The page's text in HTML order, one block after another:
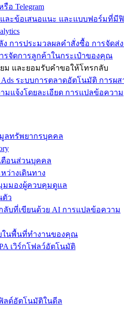
อ Telegram
ะข้อเสนอแนะ และแบบฟอร์มที่มี
ารประมวลผลคำสั่งซื้อ การจัดส่
จัดการลูกค้าในกระเป๋าของคุณ
ม และยอมรับคำขอให้โทรกลับ
Ads ระบบการตลาดอัตโนมัติ การผ
แจ้งโดยละเอียด การแปลข้อความ
ลทรัพยากรบุคคล
ตือนส่วนบุคคล
ว่างเดินทาง
มมองผู้ควบคุมดูแล
ตัว
ลับที่เขียนด้วย AI การแปลข้อความ
ในพื้นที่ทำงานของคุณ
เวิร์กโฟลว์อัตโนมัติ
ลด์อัตโนมัติในดีล